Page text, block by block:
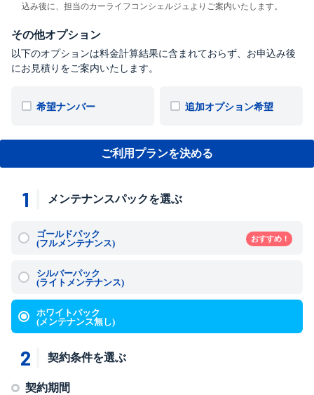
込み後に、担当のカーライフコンシェルジュよりご案内いたします。
その他オプション
以下のオプションは料金計算結果に含まれておらず、お申込み後
にお見積りをご案内いたします。
希望ナンバー 追加オプション希望
ご利用プランを決める
1 メンテナンスパックを選ぶ
ゴールドパック
(フルメンテナンス)
おすすめ！
シルバーパック
(ライトメンテナンス)
ホワイトパック
(メンテナンス無し)
2 契約条件を選ぶ
契約期間